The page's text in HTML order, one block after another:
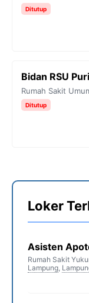
Ditutup
Bidan RSU
Rumah Sakit
Ditutup
Loker
Asisten
Rumah Sakit
Lampung,